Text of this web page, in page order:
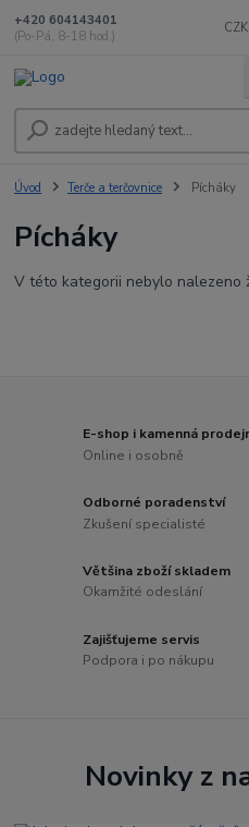
+420 604143401
(Po-Pá, 8-18 hod.)
Úvod Terče a terčovnice Pícháky
Pícháky
V této kategorii nebylo nalezeno
E-shop i kamenná
Online i osobně
Odborné poradenství
Zkušení specialisté
Většina zboží skladem
Okamžité odeslání
Zajišťujeme servis
Podpora i po nákupu
Novinky z